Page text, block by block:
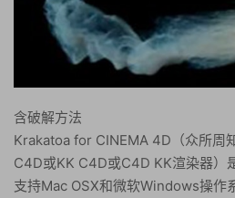
含破解方法
Krakatoa for CINEMA 4D（众所周
C4D或KK C4D或C4D KK渲染器）
支持Mac OSX和微软Windows操作